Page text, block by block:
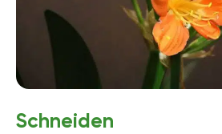
Schneiden